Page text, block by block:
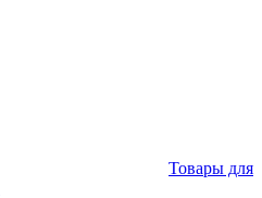
Товары для